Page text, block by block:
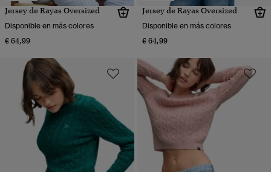
Jersey de Rayas Oversized
Disponible en más colores
€ 64,99
Jersey de Rayas Oversized
Disponible en más colores
€ 64,99